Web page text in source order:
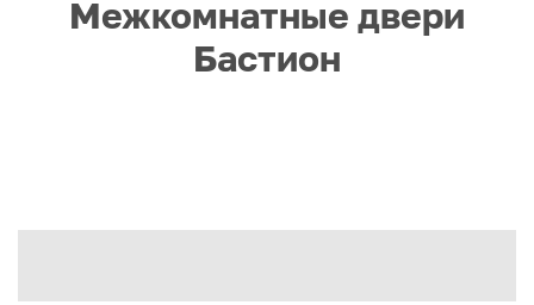
Межкомнатные двери
Бастион